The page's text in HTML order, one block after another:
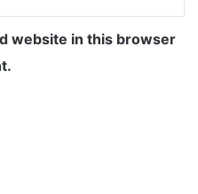
website in this browser